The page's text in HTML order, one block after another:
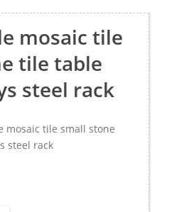
mosaic tile
tile table
steel rack
mosaic tile small stone
steel rack